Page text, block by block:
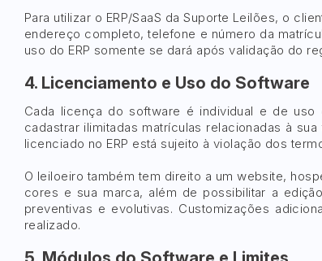
Para utilizar o ERP/SaaS da Suporte Leilões, o
endereço completo, telefone e número da
uso do ERP somente se dará após validação do
4. Licenciamento e Uso do Software
Cada licença do software é individual e de
cadastrar ilimitadas matrículas relacionadas à
licenciado no ERP está sujeito à violação dos
O leiloeiro também tem direito a um website,
cores e sua marca, além de possibilitar a
preventivas e evolutivas. Customizações
realizado.